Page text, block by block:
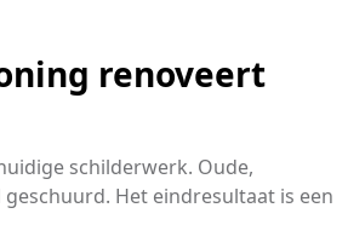
renoveert
schilderwerk. Oude,
Het eindresultaat is een